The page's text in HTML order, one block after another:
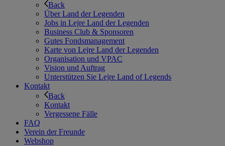
Back
Über Land der Legenden
Jobs in Lejre Land der Legenden
Business Club & Sponsoren
Gutes Fondsmanagement
Karte von Lejre Land der Legenden
Organisation und VPAC
Vision und Auftrag
Unterstützen Sie Lejre Land of Legends
Kontakt
Back
Kontakt
Vergessene Fälle
FAQ
Verein der Freunde
Webshop